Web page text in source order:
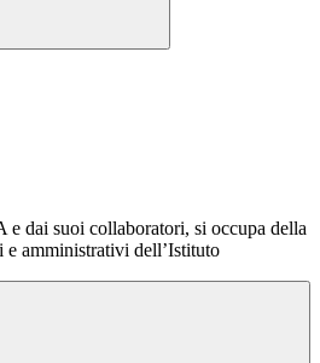
dai suoi collaboratori, si occupa della
e amministrativi dell’Istituto